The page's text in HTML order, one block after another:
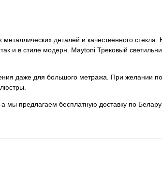
деталей и качественного стекла.
и в стиле модерн. Maytoni Трековый
даже для большого метража. При желании
а мы предлагаем бесплатную доставку по